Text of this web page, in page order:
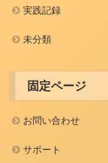
実践記録
未分類
固定ページ
お問い合わせ
サポート